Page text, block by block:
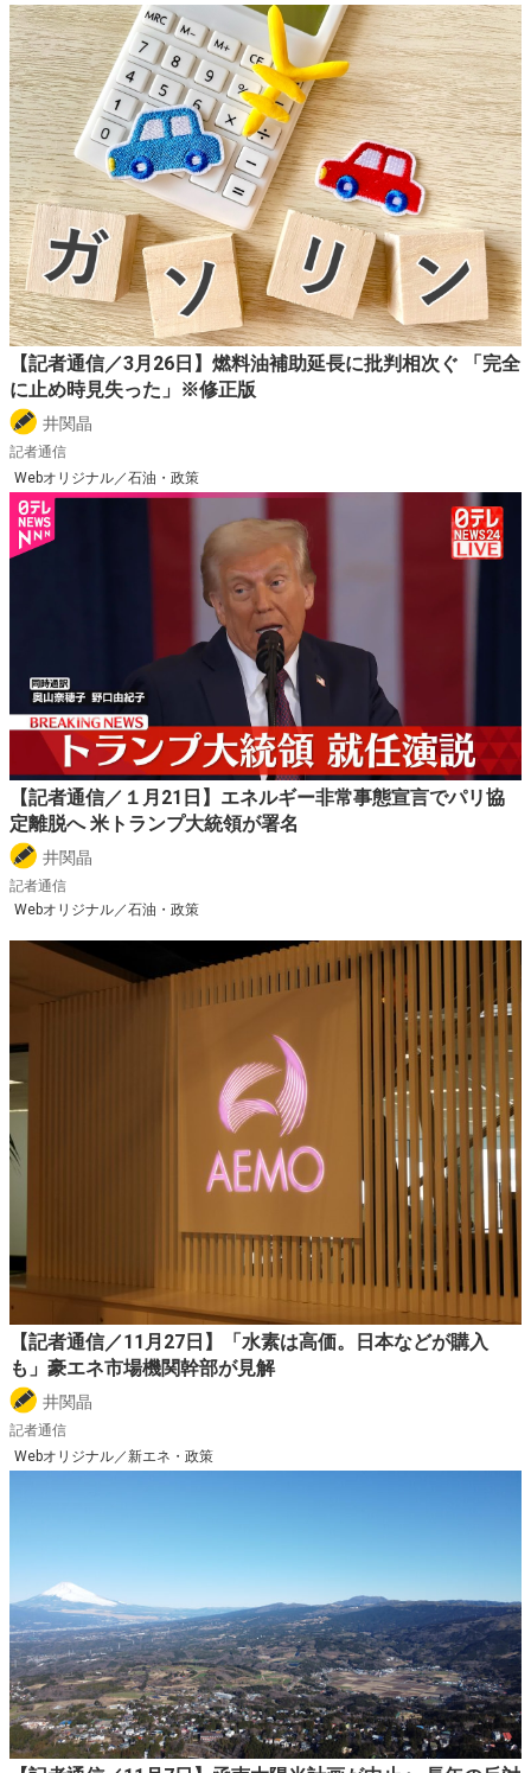
【記者通信／3月26日】燃料油補助延長に批判相次ぐ 「完全
に止め時見失った」※修正版
井関晶
記者通信
Webオリジナル／石油・政策
【記者通信／１月21日】エネルギー非常事態宣言でパリ協
定離脱へ 米トランプ大統領が署名
井関晶
記者通信
Webオリジナル／石油・政策
【記者通信／11月27日】「水素は高価。日本などが購入
も」豪エネ市場機関幹部が見解
井関晶
記者通信
Webオリジナル／新エネ・政策